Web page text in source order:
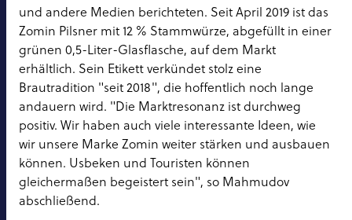
und andere Medien berichteten. Seit April 2019 ist das
Zomin Pilsner mit 12 % Stammwürze, abgefüllt in einer
grünen 0,5-Liter-Glasflasche, auf dem Markt
erhältlich. Sein Etikett verkündet stolz eine
Brautradition "seit 2018", die hoffentlich noch lange
andauern wird. "Die Marktresonanz ist durchweg
positiv. Wir haben auch viele interessante Ideen, wie
wir unsere Marke Zomin weiter stärken und ausbauen
können. Usbeken und Touristen können
gleichermaßen begeistert sein", so Mahmudov
abschließend.